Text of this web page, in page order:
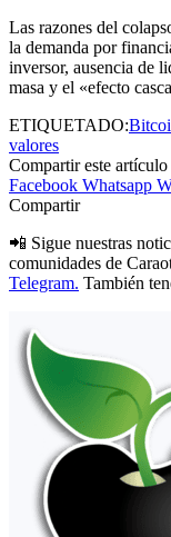
Las razones del
la demanda por
inversor, ausencia de
masa y el «efecto
ETIQUETADO:
valores
Compartir este artículo
Facebook Whatsapp
Compartir
📲 Sigue nuestras
comunidades de
Telegram. También